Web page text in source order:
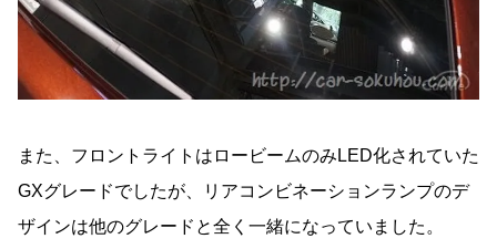
また、フロントライトはロービームのみLED化されていた
GXグレードでしたが、リアコンビネーションランプのデ
ザインは他のグレードと全く一緒になっていました。